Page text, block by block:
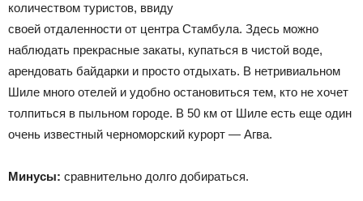
количеством туристов, ввиду
своей отдаленности от центра Стамбула. Здесь можно
наблюдать прекрасные закаты, купаться в чистой воде,
арендовать байдарки и просто отдыхать. В нетривиальном
Шиле много отелей и удобно остановиться тем, кто не хочет
толпиться в пыльном городе. В 50 км от Шиле есть еще один
очень известный черноморский курорт — Агва.
Минусы: сравнительно долго добираться.